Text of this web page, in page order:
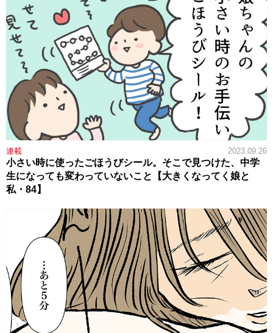
連載 2023.09.26
小さい時に使ったごほうびシール。そこで見つけた、中学
生になっても変わっていないこと【大きくなってく娘と
私・84】